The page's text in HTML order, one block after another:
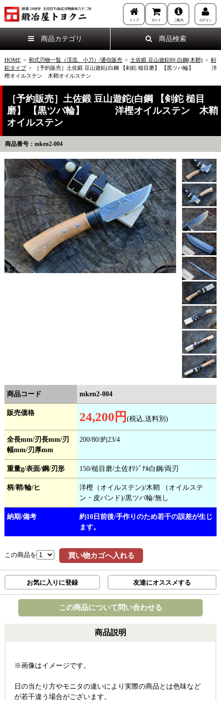
トップ カート ご案内 ログイン
商品カテゴリ 商品検索
HOME > 和式刃物一覧（渓流、小刀）/通信販売 > 土佐鍛 豆山遊鉈80 白鋼(木鞘) > 剣
鉈タイプ >
［予約販売］土佐鍛 豆山遊鉈(白鋼 【剣鉈 槌目磨】 【黒ツバ輪】 洋
樫オイルステン 木鞘オイルステン
［予約販売］土佐鍛 豆山遊鉈(白鋼 【剣鉈 槌目
磨】 【黒ツバ輪】 洋樫オイルステン 木鞘
オイルステン
商品番号：mken2-004
商品コード mken2-004
販売価格 24,200円 (税込,送料別)
全長mm/刃長mm/刃
幅mm/刃厚mm
200/80/約23/4
重量g/表面/鋼/刃形 150/槌目磨/土佐ｵﾘｼﾞﾅﾙ白鋼/両刃
柄/鞘/輪/ヒ
洋樫（オイルステン)/木鞘 （オイルステ
ン・皮バンド)/黒ツバ輪/無し
納期/備考
約10日前後/手作りのため若干の誤差が生じ
ます。
この商品を 買い物カゴへ入れる
お気に入りに登録 友達にオススメする
この商品について問い合わせる
商品説明
※画像はイメージです。
日の当たり方やモニタの違いにより実際の商品とは色味など
が若干違う場合がございます。